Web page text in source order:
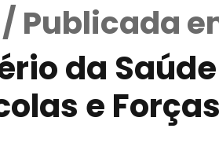
Publicada
da
e